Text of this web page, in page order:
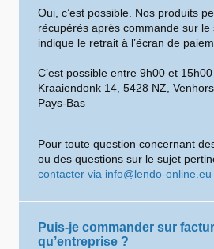
Oui, c’est possible. Nos produits
récupérés après commande sur le
indique le retrait à l’écran de
C’est possible entre 9h00 et
Kraaiendonk 14, 5428 NZ,
Pays-Bas
Pour toute question concernant
ou des questions sur le sujet
contacter via info@lendo-online.eu
Puis-je commander sur
qu’entreprise ?